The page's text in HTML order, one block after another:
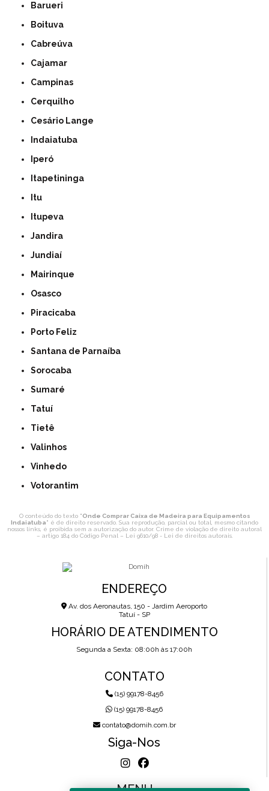
Barueri
Boituva
Cabreúva
Cajamar
Campinas
Cerquilho
Cesário Lange
Indaiatuba
Iperó
Itapetininga
Itu
Itupeva
Jandira
Jundiaí
Mairinque
Osasco
Piracicaba
Porto Feliz
Santana de Parnaíba
Sorocaba
Sumaré
Tatuí
Tietê
Valinhos
Vinhedo
Votorantim
O conteúdo do texto "Onde Comprar Caixa de Madeira para Equipamentos
Indaiatuba" é de direito reservado. Sua reprodução, parcial ou total, mesmo citando
nossos links, é proibida sem a autorização do autor. Crime de violação de direito autoral
– artigo 184 do Código Penal – Lei 9610/98 - Lei de direitos autorais.
ENDEREÇO
Av. dos Aeronautas, 150 - Jardim Aeroporto
Tatuí - SP
HORÁRIO DE ATENDIMENTO
Segunda a Sexta: 08:00h às 17:00h
CONTATO
(15) 99178-8456
(15) 99178-8456
contato@domih.com.br
Siga-Nos